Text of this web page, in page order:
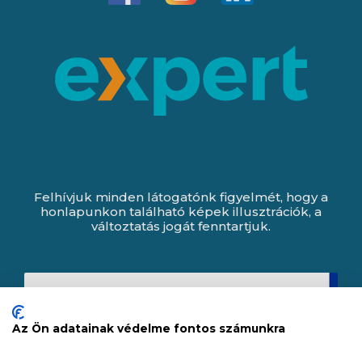
Felhívjuk minden látogatónk figyelmét, hogy a
honlapunkon található képek illusztrációk, a
változtatás jogát fenntartjuk.
Az Ön adatainak védelme fontos számunkra